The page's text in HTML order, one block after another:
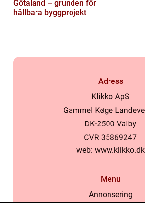
Götaland – grunden för
hållbara byggprojekt
Adress
web: www.klikko.dk
Menu
Annonsering